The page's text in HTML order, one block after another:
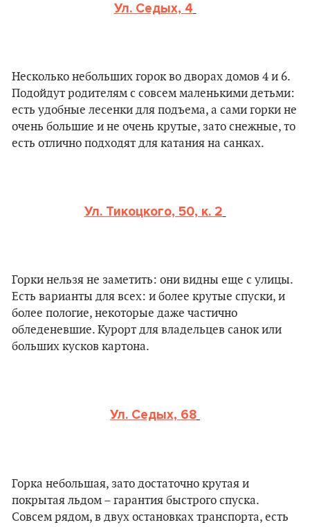
Ул. Седых, 4
Несколько небольших горок во дворах домов 4 и 6.
Подойдут родителям с совсем маленькими детьми:
есть удобные лесенки для подъема, а сами горки не
очень большие и не очень крутые, зато снежные, то
есть отлично подходят для катания на санках.
Ул. Тикоцкого, 50, к. 2
Горки нельзя не заметить: они видны еще с улицы.
Есть варианты для всех: и более крутые спуски, и
более пологие, некоторые даже частично
обледеневшие. Курорт для владельцев санок или
больших кусков картона.
Ул. Седых, 68
Горка небольшая, зато достаточно крутая и
покрытая льдом – гарантия быстрого спуска.
Совсем рядом, в двух остановках транспорта, есть